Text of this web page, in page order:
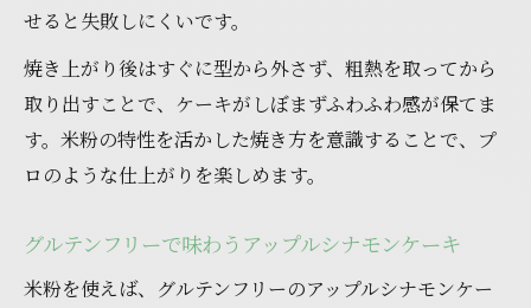
せると失敗しにくいです。
焼き上がり後はすぐに型から外さず、粗熱を取ってから
取り出すことで、ケーキがしぼまずふわふわ感が保てま
す。米粉の特性を活かした焼き方を意識することで、プ
ロのような仕上がりを楽しめます。
グルテンフリーで味わうアップルシナモンケーキ
米粉を使えば、グルテンフリーのアップルシナモンケー